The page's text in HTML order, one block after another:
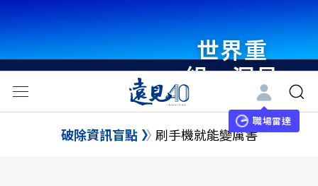
世界重
組・洞見
未來 與
世界領袖
職場雷達
破除資訊盲點 刷手機就能變厲害